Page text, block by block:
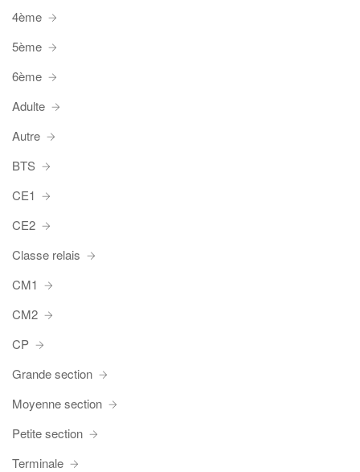
4ème
5ème
6ème
Adulte
Autre
BTS
CE1
CE2
Classe relais
CM1
CM2
CP
Grande section
Moyenne section
Petite section
Terminale